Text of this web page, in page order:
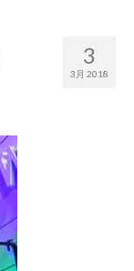
3
3月 2018